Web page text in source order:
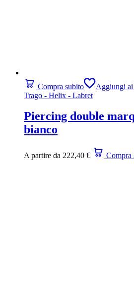
Compra subito
Aggiungi
Trago - Helix - Labret
Piercing double
bianco
A partire da 222,40 € Compra